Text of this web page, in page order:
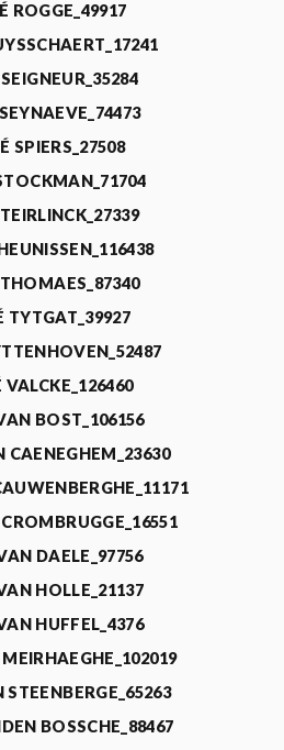
ROGGE_49917
SPIERS_27508
TYTGAT_39927
VALCKE_126460
BOST_106156
CAENEGHEM_23630
DAELE_97756
HOLLE_21137
HUFFEL_4376
STEENBERGE_65263
BOSSCHE_88467